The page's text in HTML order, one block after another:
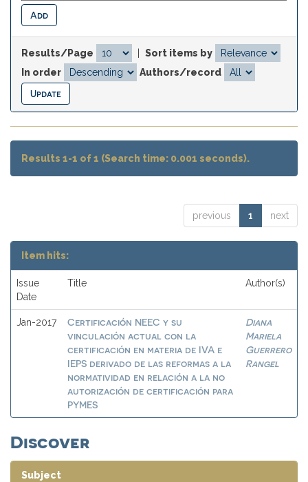
Results/Page
Sort items by
In order
Authors/record
Results 1-1 of 1 (Search time: 0.001 seconds).
previous 1 next
Item hits:
Issue
Date
Title Author(s)
Jan-2017
Certificación NEEC y su
vinculación actual con la
certificación en materia de IVA e
IEPS derivado de las reformas a la
normatividad en relación a la no
autorización de certificación para
PYMES
Diana
Mariela
Guerrero
Rangel
Discover
Subject